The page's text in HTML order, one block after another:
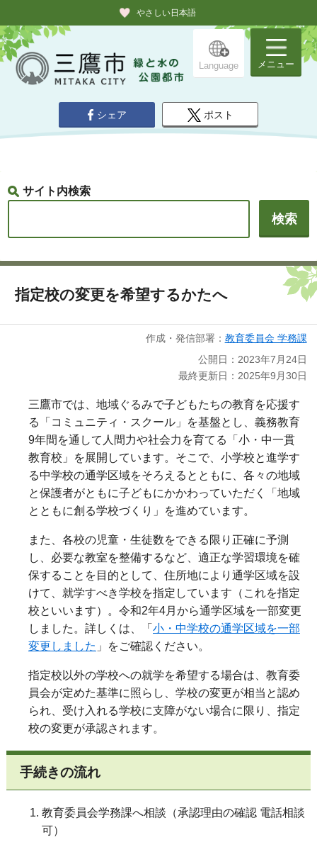
やさしい日本語
Language メニュー
シェア ポスト
サイト内検索
指定校の変更を希望するかたへ
作成・発信部署： 教育委員会 学務課
公開日：2023年7月24日
最終更新日：2025年9月30日
三鷹市では、地域ぐるみで子どもたちの教育を応援す
る「コミュニティ・スクール」を基盤とし、義務教育
9年間を通して人間力や社会力を育てる「小・中一貫
教育校」を展開しています。そこで、小学校と進学す
る中学校の通学区域をそろえるとともに、各々の地域
と保護者がともに子どもにかかわっていただく「地域
とともに創る学校づくり」を進めています。
また、各校の児童・生徒数をできる限り正確に予測
し、必要な教室を整備するなど、適正な学習環境を確
保することを目的として、住所地により通学区域を設
けて、就学すべき学校を指定しています（これを指定
校といいます）。令和2年4月から通学区域を一部変更
しました。詳しくは、「 小・中学校の通学区域を一部
変更しました 」をご確認ください。
指定校以外の学校への就学を希望する場合は、教育委
員会が定めた基準に照らし、学校の変更が相当と認め
られ、受け入れる学校に支障がない場合に限り、指定
校の変更が承認されます。
手続きの流れ
教育委員会学務課へ相談（承認理由の確認 電話相談
可）